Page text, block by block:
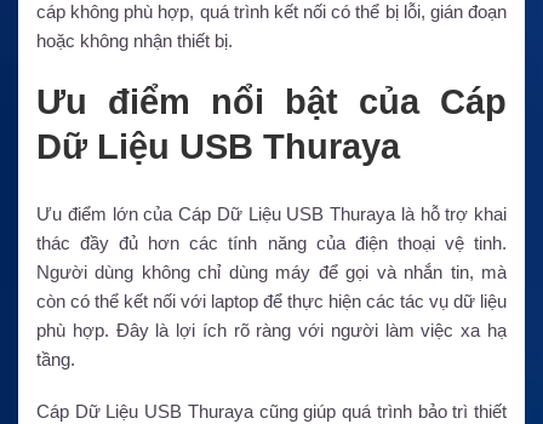
cáp không phù hợp, quá trình kết nối có thể bị lỗi, gián đoạn
hoặc không nhận thiết bị.
Ưu điểm nổi bật của Cáp
Dữ Liệu USB Thuraya
Ưu điểm lớn của Cáp Dữ Liệu USB Thuraya là hỗ trợ khai
thác đầy đủ hơn các tính năng của điện thoại vệ tinh.
Người dùng không chỉ dùng máy để gọi và nhắn tin, mà
còn có thể kết nối với laptop để thực hiện các tác vụ dữ liệu
phù hợp. Đây là lợi ích rõ ràng với người làm việc xa hạ
tầng.
Cáp Dữ Liệu USB Thuraya cũng giúp quá trình bảo trì thiết